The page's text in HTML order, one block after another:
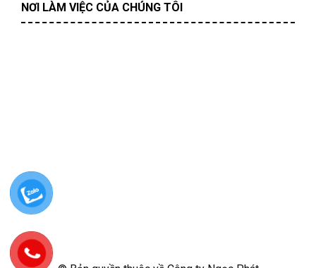
NƠI LÀM VIỆC CỦA CHÚNG TÔI